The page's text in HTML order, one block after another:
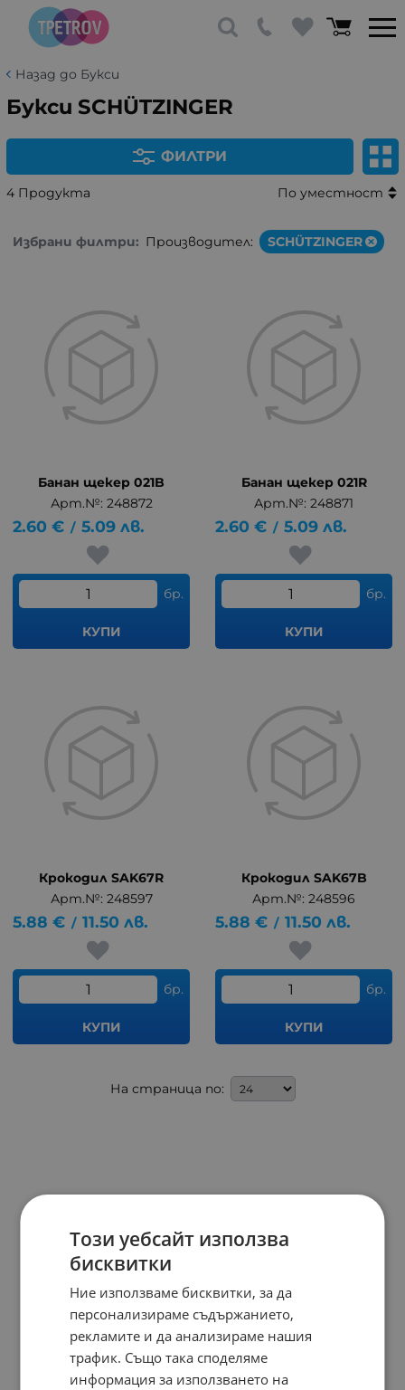
Назад до Букси
Букси SCHÜTZINGER
ФИЛТРИ
4 Продукта По уместност
Избрани филтри: Производител: SCHÜTZINGER
Банан щекер 021B
Арт.№: 248872
2.60 € / 5.09 лв.
бр.
КУПИ
Банан щекер 021R
Арт.№: 248871
2.60 € / 5.09 лв.
бр.
КУПИ
Крокодил SAK67R
Арт.№: 248597
5.88 € / 11.50 лв.
бр.
КУПИ
Крокодил SAK67B
Арт.№: 248596
5.88 € / 11.50 лв.
бр.
КУПИ
На страница по:
Този уебсайт използва
бисквитки
Ние използваме бисквитки, за да
персонализираме съдържанието,
рекламите и да анализираме нашия
трафик. Също така споделяме
информация за използването на